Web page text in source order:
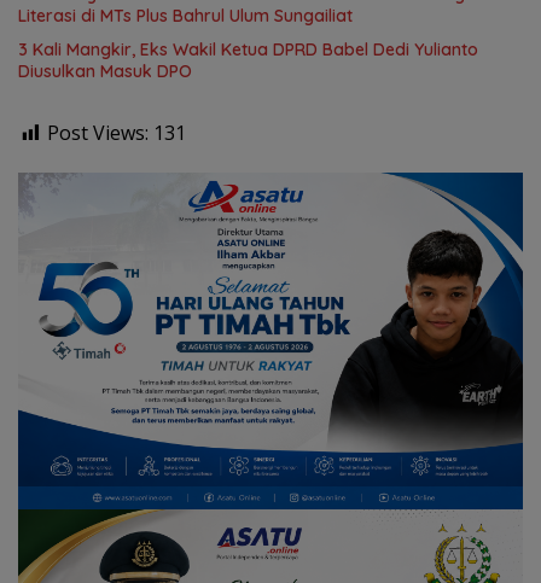
Literasi di MTs Plus Bahrul Ulum Sungailiat
3 Kali Mangkir, Eks Wakil Ketua DPRD Babel Dedi Yulianto
Diusulkan Masuk DPO
Post Views: 131